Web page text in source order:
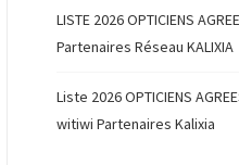
LISTE 2026 OPTICIENS
Partenaires Réseau KALIXIA
Liste 2026 OPTICIENS
witiwi Partenaires Kalixia